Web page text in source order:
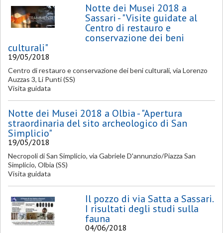
Notte dei Musei 2018 a
Sassari - "Visite guidate al
Centro di restauro e
conservazione dei beni
culturali"
19/05/2018
Centro di restauro e conservazione dei beni culturali, via Lorenzo
Auzzas 3, Li Punti (SS)
Visita guidata
Notte dei Musei 2018 a Olbia - "Apertura
straordinaria del sito archeologico di San
Simplicio"
19/05/2018
Necropoli di San Simplicio, via Gabriele D'annunzio/Piazza San
Simplicio, Olbia (SS)
Visita guidata
Il pozzo di via Satta a Sassari.
I risultati degli studi sulla
fauna
04/06/2018